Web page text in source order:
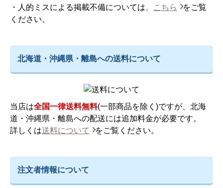
・人的ミスによる掲載不備については、
こちら
をご覧
ください。
北海道・沖縄県・離島への送料について
当店は全国一律送料無料(一部商品を除く)ですが、北海
道・沖縄県・離島への配送には追加料金が必要です。
詳しくは送料について をご覧ください。
注文者情報について